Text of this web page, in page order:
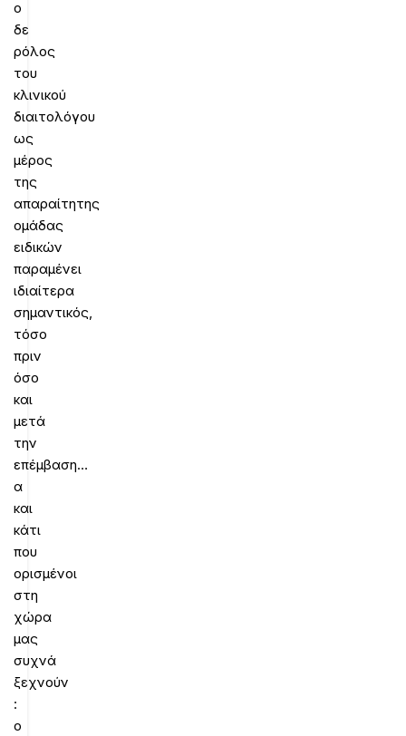
ο
δε
ρόλος
του
κλινικού
διαιτολόγου
ως
μέρος
της
απαραίτητης
ομάδας
ειδικών
παραμένει
ιδιαίτερα
σημαντικός,
τόσο
πριν
όσο
και
μετά
την
επέμβαση…
α
και
κάτι
που
ορισμένοι
στη
χώρα
μας
συχνά
ξεχνούν
:
ο